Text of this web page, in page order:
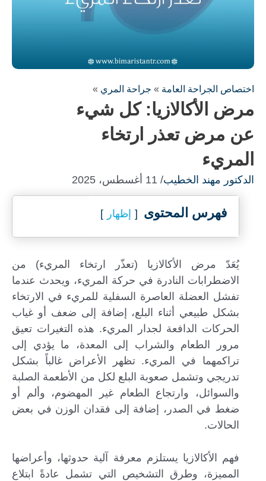
اختصاص الجراحة العامة » جراحة المري »
مرض الأكالازيا: كل شيء
عن مرض تعذر ارتخاء
المريء
الدكتور مهند الخطيب/ 11 أغسطس، 2025
فهرس المحتوى إظهار
يُعَدّ مرض الأكالازيا (تعذّر ارتخاء المريء) من
الاضطرابات النادرة في حركة المريء، ويحدث عندما
تفشل العضلة العاصرة السفلية للمريء في الارتخاء
بشكل طبيعي أثناء البلع، إضافة إلى ضعف أو غياب
الحركات الدافعة لجدار المريء. هذه التغيرات تعيق
مرور الطعام والشراب إلى المعدة، ما يؤدي إلى
تراكمهما في المريء. تظهر الأعراض غالباً بشكل
تدريجي وتشمل صعوبة البلع لكل من الأطعمة الصلبة
والسوائل، وارتجاع الطعام غير المهضوم، وألم أو
ضغط في الصدر، إضافة إلى فقدان الوزن في بعض
الحالات.
فهم الأكالازيا يستلزم معرفة آلية حدوثها، وأعراضها
المميزة، وطرق التشخيص التي تشمل عادةً ابتلاع
املأ النموذج لاستشارة مجانية !
إرسال...